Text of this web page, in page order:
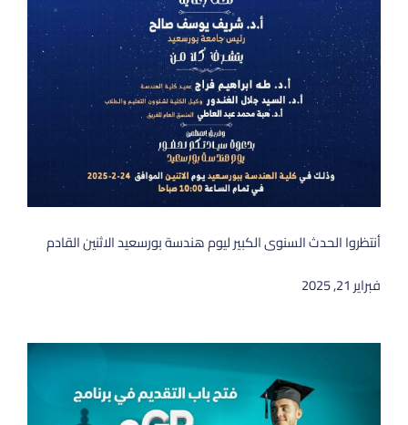
أنتظروا الحدث السنوى الكبير ليوم هندسة بورسعيد الاثنين القادم
فبراير 21, 2025